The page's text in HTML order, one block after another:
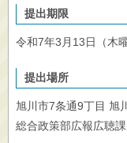
提出期限
令和7年3月13日（木
提出場所
旭川市7条通9丁目 旭
総合政策部広報広聴